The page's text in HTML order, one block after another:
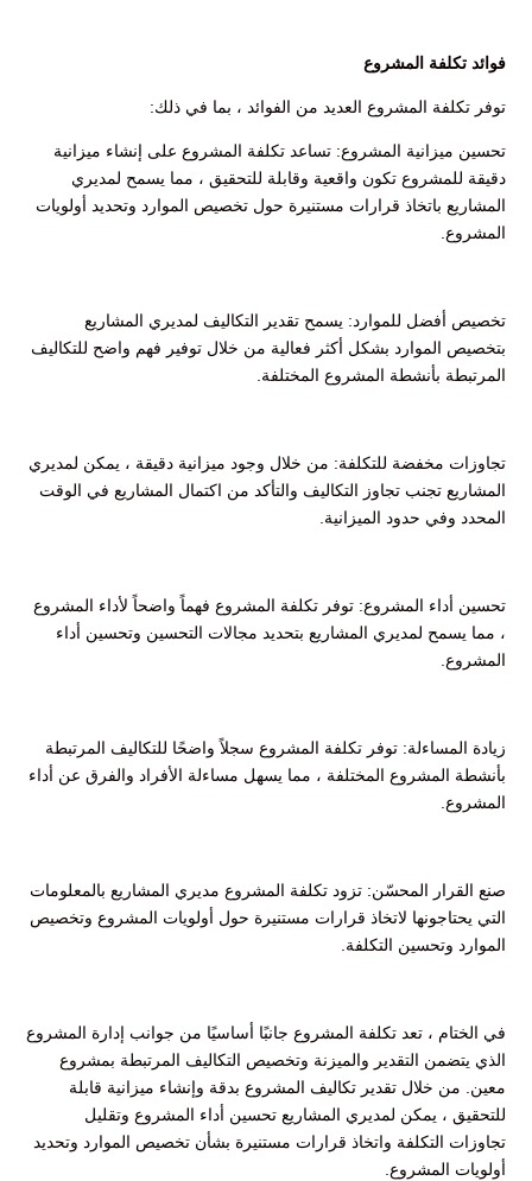
فوائد تكلفة المشروع
توفر تكلفة المشروع العديد من الفوائد ، بما في ذلك:
تحسين ميزانية المشروع: تساعد تكلفة المشروع على إنشاء ميزانية
دقيقة للمشروع تكون واقعية وقابلة للتحقيق ، مما يسمح لمديري
المشاريع باتخاذ قرارات مستنيرة حول تخصيص الموارد وتحديد أولويات
المشروع.
تخصيص أفضل للموارد: يسمح تقدير التكاليف لمديري المشاريع
بتخصيص الموارد بشكل أكثر فعالية من خلال توفير فهم واضح للتكاليف
المرتبطة بأنشطة المشروع المختلفة.
تجاوزات مخفضة للتكلفة: من خلال وجود ميزانية دقيقة ، يمكن لمديري
المشاريع تجنب تجاوز التكاليف والتأكد من اكتمال المشاريع في الوقت
المحدد وفي حدود الميزانية.
تحسين أداء المشروع: توفر تكلفة المشروع فهماً واضحاً لأداء المشروع
، مما يسمح لمديري المشاريع بتحديد مجالات التحسين وتحسين أداء
المشروع.
زيادة المساءلة: توفر تكلفة المشروع سجلاً واضحًا للتكاليف المرتبطة
بأنشطة المشروع المختلفة ، مما يسهل مساءلة الأفراد والفرق عن أداء
المشروع.
صنع القرار المحسّن: تزود تكلفة المشروع مديري المشاريع بالمعلومات
التي يحتاجونها لاتخاذ قرارات مستنيرة حول أولويات المشروع وتخصيص
الموارد وتحسين التكلفة.
في الختام ، تعد تكلفة المشروع جانبًا أساسيًا من جوانب إدارة المشروع
الذي يتضمن التقدير والميزنة وتخصيص التكاليف المرتبطة بمشروع
معين. من خلال تقدير تكاليف المشروع بدقة وإنشاء ميزانية قابلة
للتحقيق ، يمكن لمديري المشاريع تحسين أداء المشروع وتقليل
تجاوزات التكلفة واتخاذ قرارات مستنيرة بشأن تخصيص الموارد وتحديد
أولويات المشروع.